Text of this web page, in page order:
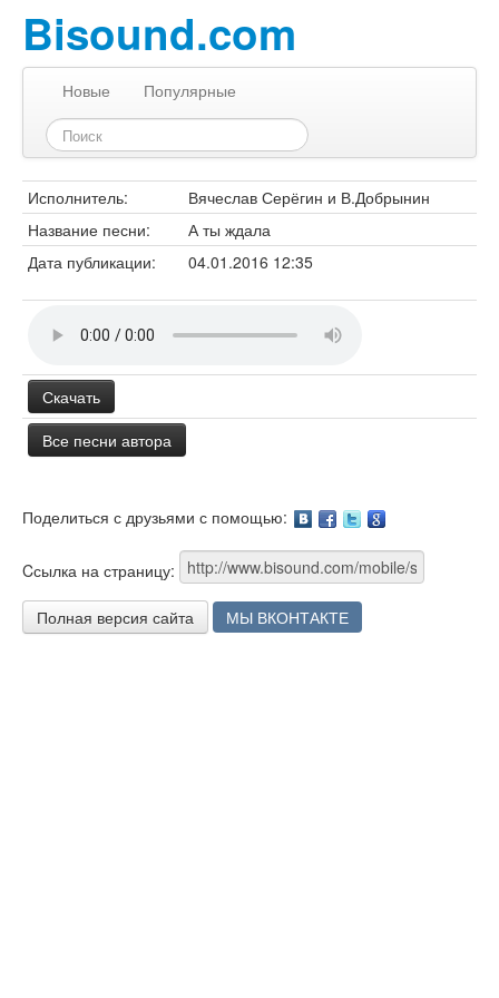
Bisound.com
Новые Популярные
Исполнитель:
Вячеслав Серёгин и В.Добрынин
Название песни:
А ты ждала
Дата публикации:
04.01.2016 12:35
Скачать
Все песни автора
Поделиться с друзьями с помощью:
Cсылка на страницу:
Полная версия сайта МЫ ВКОНТАКТЕ